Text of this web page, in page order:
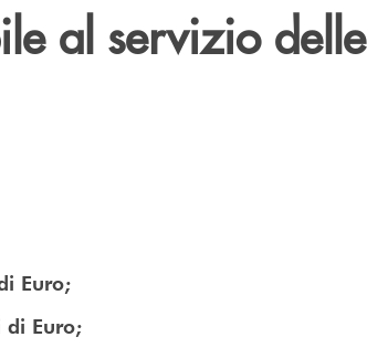
al servizio delle
Euro;
di Euro;